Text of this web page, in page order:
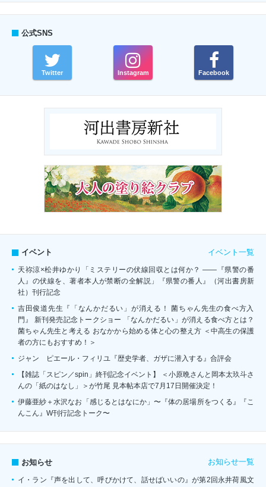
公式SNS
Twitter Instagram Facebook
イベント イベント一覧
天祢涼×松井ゆかり「ミステリーの伏線回収とは何か？ ――『県警の番
人』の伏線を、著者本人が禁断の全解説」『県警の番人』（河出書房新
社）刊行記念
吉田俊道先生『「なんかだるい」が消える！ 菌ちゃん先生の食べ方入
門』 新刊発売記念トークショー 「なんかだるい」が消える食べ方とは？
菌ちゃん先生と考える おなかから始める体と心の整え方 ＜中高生の保護
者の方にもおすすめ！＞
ジャン゠ピエール・フィリユ『歴史学者、ガザに潜入する』合評会
【雑誌「スピン／spin」終刊記念イベント】 ＜小原晩さんと岡本太玖斗さ
んの「紙のはなし」＞が竹尾 見本帖本店で7月17日開催決定！
伊藤亜紗＋水沢なお「感じるとはなにか」〜『体の居場所をつくる』『こ
んこん』W刊行記念トーク〜
お知らせ お知らせ一覧
イ・ラン『声を出して、呼びかけて、話せばいいの』が第2回永井荷風文